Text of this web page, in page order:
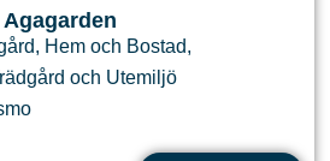
Agagarden
, Hem och Bostad,
och Utemiljö